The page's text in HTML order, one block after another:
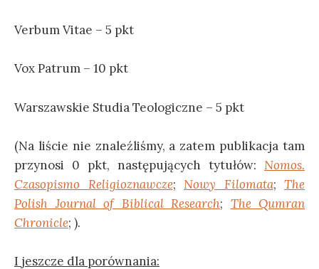
Verbum Vitae – 5 pkt
Vox Patrum – 10 pkt
Warszawskie Studia Teologiczne – 5 pkt
(Na liście nie znaleźliśmy, a zatem publikacja tam
przynosi 0 pkt, następujących tytułów: Nomos.
Czasopismo Religioznawcze; Nowy Filomata; The
Polish Journal of Biblical Research; The Qumran
Chronicle; ).
I jeszcze dla porównania: